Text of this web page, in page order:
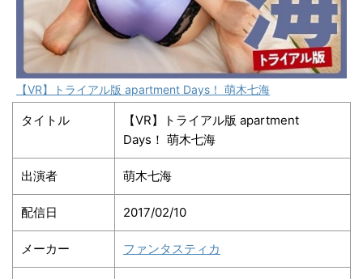
【VR】トライアル版 apartment Days！ 萌木七海
タイトル
【VR】トライアル版 apartment
Days！ 萌木七海
出演者 萌木七海
配信日 2017/02/10
メーカー ファンタスティカ